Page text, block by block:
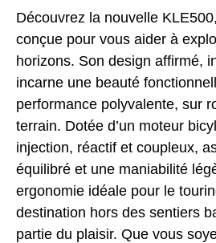
Découvrez la nouvelle
conçue pour vous aider à
horizons. Son design affirmé,
incarne une beauté
performance polyvalente, sur
terrain. Dotée d’un moteur
injection, réactif et coupleux,
équilibré et une maniabilité
ergonomie idéale pour le
destination hors des sentiers
partie du plaisir. Que vous